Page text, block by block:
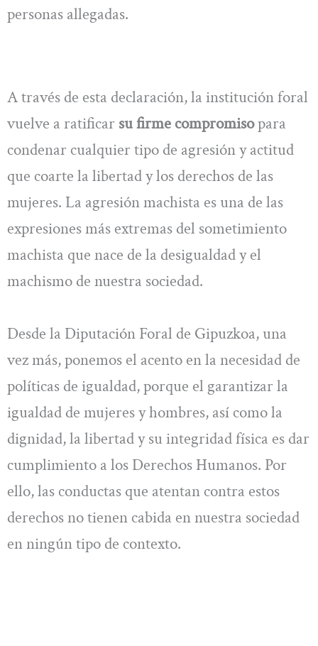
personas allegadas.
A través de esta declaración, la institución foral
vuelve a ratificar su firme compromisopara
condenar cualquier tipo de agresión y actitud
que coarte la libertad y los derechos de las
mujeres. La agresión machista es una de las
expresiones más extremas del sometimiento
machista que nace de la desigualdad y el
machismo de nuestra sociedad.
Desde la Diputación Foral de Gipuzkoa, una
vez más, ponemos el acento en la necesidad de
políticas de igualdad, porque el garantizar la
igualdad de mujeres y hombres, así como la
dignidad, la libertad y su integridad física es dar
cumplimiento a los Derechos Humanos. Por
ello, las conductas que atentan contra estos
derechos no tienen cabida en nuestra sociedad
en ningún tipo de contexto.